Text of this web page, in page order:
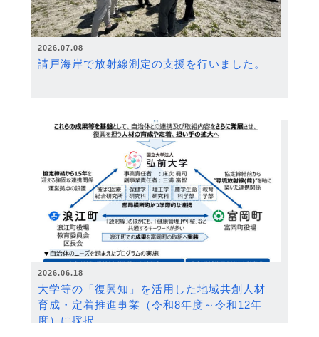
2026.07.08
請戸海岸で放射線測定の支援を行いました。
2026.06.18
大学等の「復興知」を活用した地域共創人材
育成・定着推進事業（令和8年度～令和12年
度）に採択